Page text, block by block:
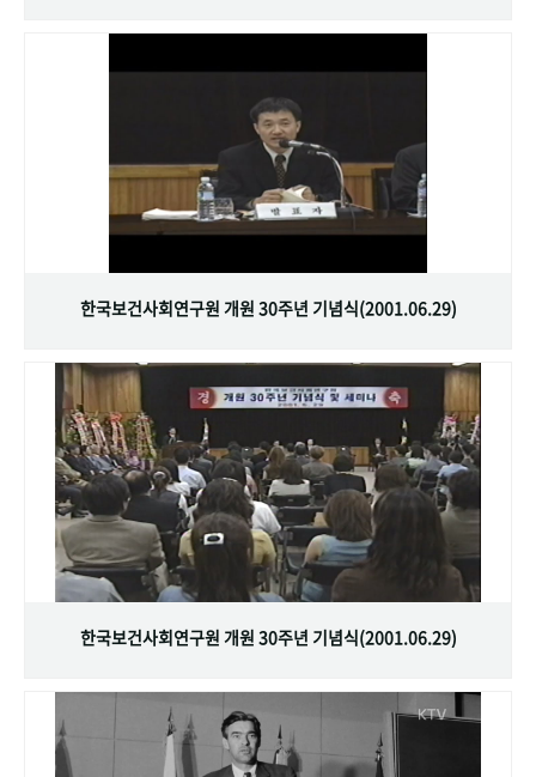
한국보건사회연구원 개원 30주년 기념식(2001.06.29)
한국보건사회연구원 개원 30주년 기념식(2001.06.29)